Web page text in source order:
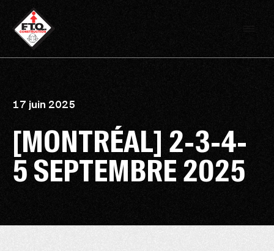
17 juin 2025
[MONTRÉAL] 2-3-4-
5 SEPTEMBRE 2025